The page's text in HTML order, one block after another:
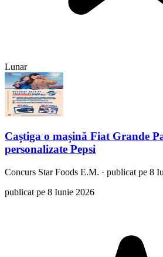
Lunar
Caștiga o mașină Fiat Grande
personalizate Pepsi
Concurs Star Foods E.M. · publicat pe 8
publicat pe 8 Iunie 2026